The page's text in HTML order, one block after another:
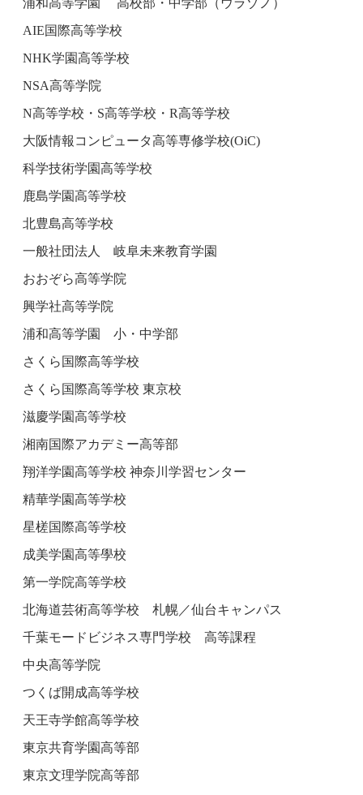
浦和高等学園 高校部・中学部（ウラゾノ）
AIE国際高等学校
NHK学園高等学校
NSA高等学院
N高等学校・S高等学校・R高等学校
大阪情報コンピュータ高等専修学校(OiC)
科学技術学園高等学校
鹿島学園高等学校
北豊島高等学校
一般社団法人 岐阜未来教育学園
おおぞら高等学院
興学社高等学院
浦和高等学園 小・中学部
さくら国際高等学校
さくら国際高等学校 東京校
滋慶学園高等学校
湘南国際アカデミー高等部
翔洋学園高等学校 神奈川学習センター
精華学園高等学校
星槎国際高等学校
成美学園高等學校
第一学院高等学校
北海道芸術高等学校 札幌／仙台キャンパス
千葉モードビジネス専門学校 高等課程
中央高等学院
つくば開成高等学校
天王寺学館高等学校
東京共育学園高等部
東京文理学院高等部